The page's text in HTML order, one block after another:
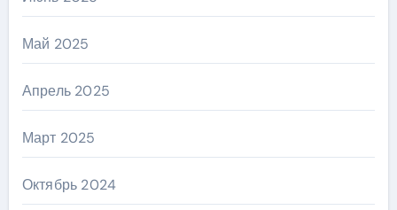
Май 2025
Апрель 2025
Март 2025
Октябрь 2024